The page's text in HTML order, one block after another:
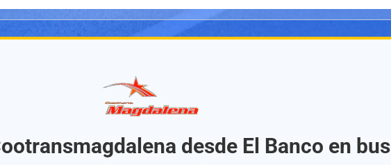
desde El Banco en bus